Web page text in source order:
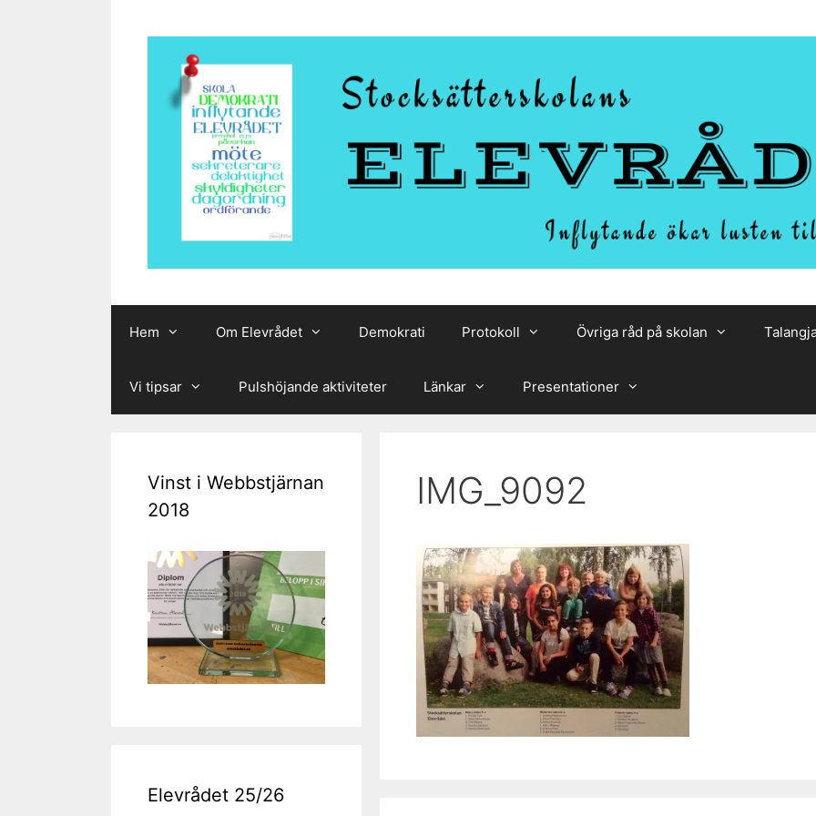
Hem Om Elevrådet Demokrati Protokoll Övriga råd på skolan
Vi tipsar Pulshöjande aktiviteter Länkar Presentationer
IMG_9092
Vinst i Webbstjärnan
2018
Elevrådet 25/26